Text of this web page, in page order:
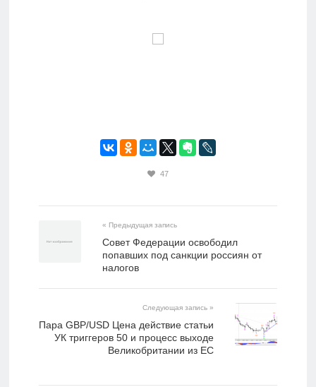
47
« Предыдущая запись
Совет Федерации освободил
попавших под санкции россиян от
налогов
Следующая запись »
Пара GBP/USD Цена действие статьи
УК триггеров 50 и процесс выходе
Великобритании из ЕС